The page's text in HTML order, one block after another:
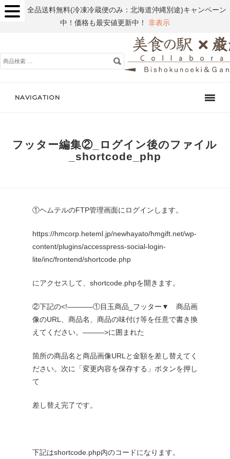
検
索
NAVIGATION
フッター編集②_ログイン後のファイル
_shortcode_php
①ヘムテルのFTP管理画面にログインします。
https://hmcorp.heteml.jp/newhayato/hmgift.net/wp-
content/plugins/accesspress-social-login-
lite/inc/frontend/shortcode.php
にアクセスして、shortcode.phpを開きます。
②下記の<!———–①目玉商品_フッター▼ 商品画
像のURL、商品名、商品の味付け等を任意で書き換
えてください。———>に囲まれた
箇所の商品名と商品画像URLと金額を差し替えてく
ださい。次に「変更内容を保存する」ボタンを押し
て
差し替え完了です。
下記はshortcode.php内のコードになります。
全品送料無料(冷凍冷蔵便のみ：北海道沖縄別途)キャンペーン
中！価格も最安値更新中！ 非表示